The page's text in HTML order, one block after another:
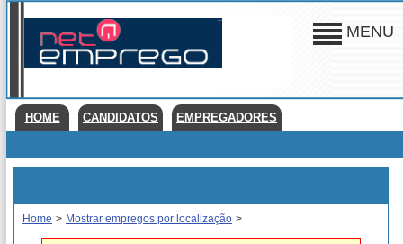
MENU
HOME CANDIDATOS EMPREGADORES
Home > Mostrar empregos por localização >